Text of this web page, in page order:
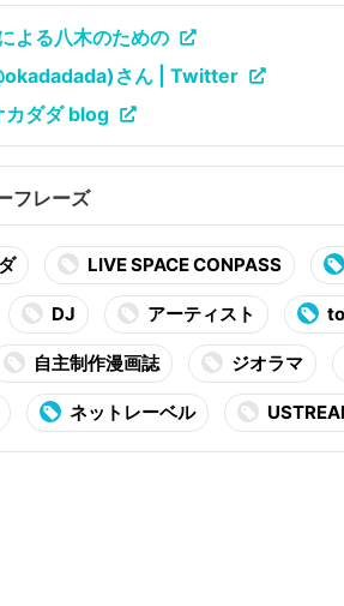
よる八木のための
さん | Twitter
ダダ blog
フレーズ
LIVE SPACE CONPASS
DJ アーティスト
自主制作漫画誌 ジオラマ
ネットレーベル